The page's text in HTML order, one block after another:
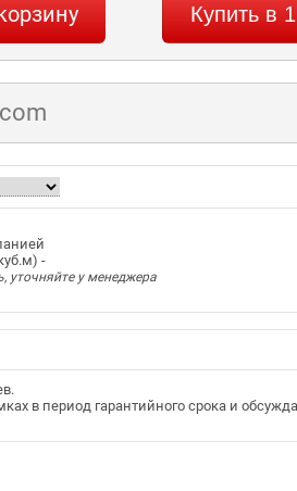
Купить в
-
уточняйте у менеджера
.
в период гарантийного срока и